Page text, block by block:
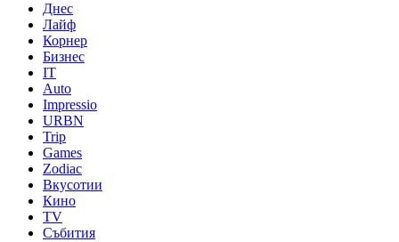
Днес
Лайф
Корнер
Бизнес
IT
Auto
Impressio
URBN
Trip
Games
Zodiac
Вкусотии
Кино
TV
Събития